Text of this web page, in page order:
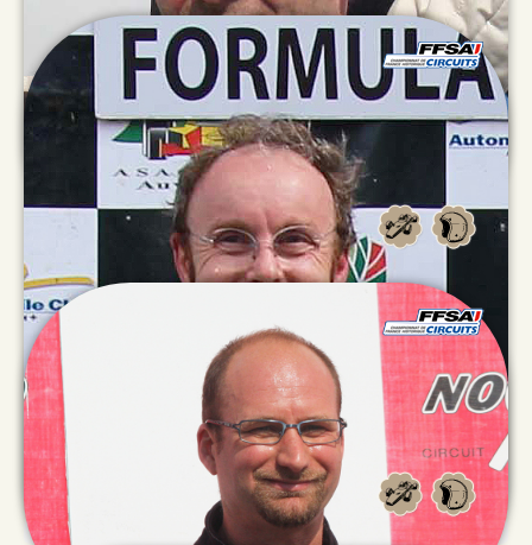
DidierCOLOMBAT
Stéphane BRUNETTI